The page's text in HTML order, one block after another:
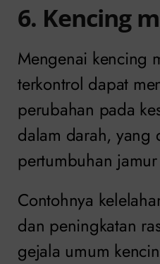
6. Kencing
Mengenai kencing
terkontrol dapat
perubahan pada
dalam darah, yang
pertumbuhan
Contohnya
dan peningkatan
gejala umum